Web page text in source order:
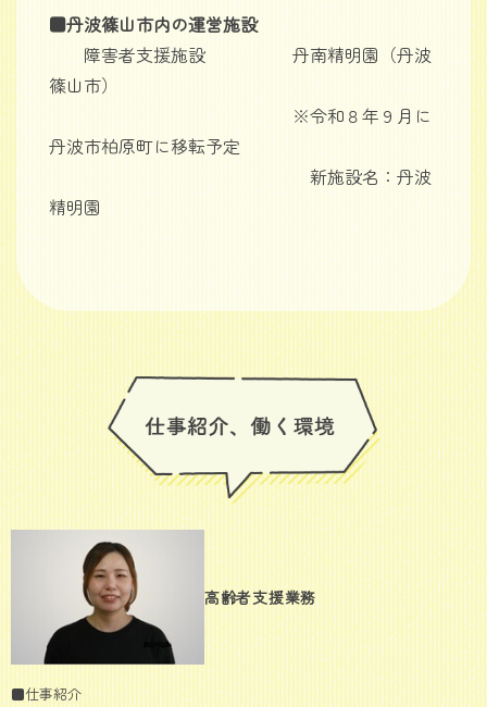
■丹波篠山市内の運営施設
障害者支援施設 丹南精明園（丹波
篠山市）
※令和８年９月に
丹波市柏原町に移転予定
新施設名：丹波
精明園
高齢者支援業務
■仕事紹介